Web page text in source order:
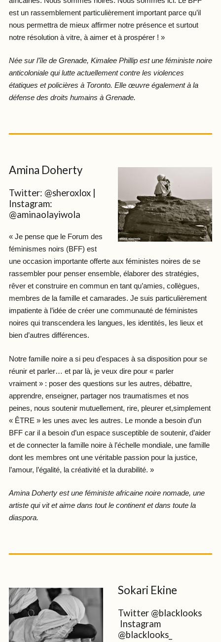
est un rassemblement particulièrement important parce qu’il
nous permettra de mieux affirmer notre présence et surtout
notre résolution à vitre, à aimer et à prospérer ! »
Née sur l’île de Grenade, Kimalee Phillip est une féministe noire
anticoloniale qui lutte actuellement contre les violences
étatiques et policières à Toronto. Elle œuvre également à la
défense des droits humains à Grenade.
Amina Doherty
Twitter: @sheroxlox |
Instagram:
@aminaolayiwola
« Je pense que le Forum des
féminismes noirs (BFF) est
une occasion importante offerte aux féministes noires de se
rassembler pour penser ensemble, élaborer des stratégies,
rêver et construire en commun en tant qu’amies, collègues,
membres de la famille et camarades. Je suis particulièrement
impatiente à l’idée de créer une communauté de féministes
noires qui transcendera les langues, les identités, les lieux et
bien d’autres différences.
Notre famille noire a si peu d’espaces à sa disposition pour se
réunir et parler… et par là, je veux dire pour « parler
vraiment » : poser des questions sur les autres, débattre,
apprendre, enseigner, partager nos traumatismes et nos
peines, nous soutenir mutuellement, rire, pleurer et,simplement
« ÊTRE » les unes avec les autres. Le monde a besoin d’un
BFF car il a besoin d’un espace susceptible de soutenir, d’aider
et de connecter la famille noire à l’échelle mondiale, une famille
dont les membres ont une véritable passion pour la justice,
l’amour, l’égalité, la créativité et la durabilité. »
Amina Doherty est une féministe africaine noire nomade, une
artiste qui vit et aime dans tout le continent et dans toute la
diaspora.
Sokari Ekine
Twitter @blacklooks
Instagram
@blacklooks_